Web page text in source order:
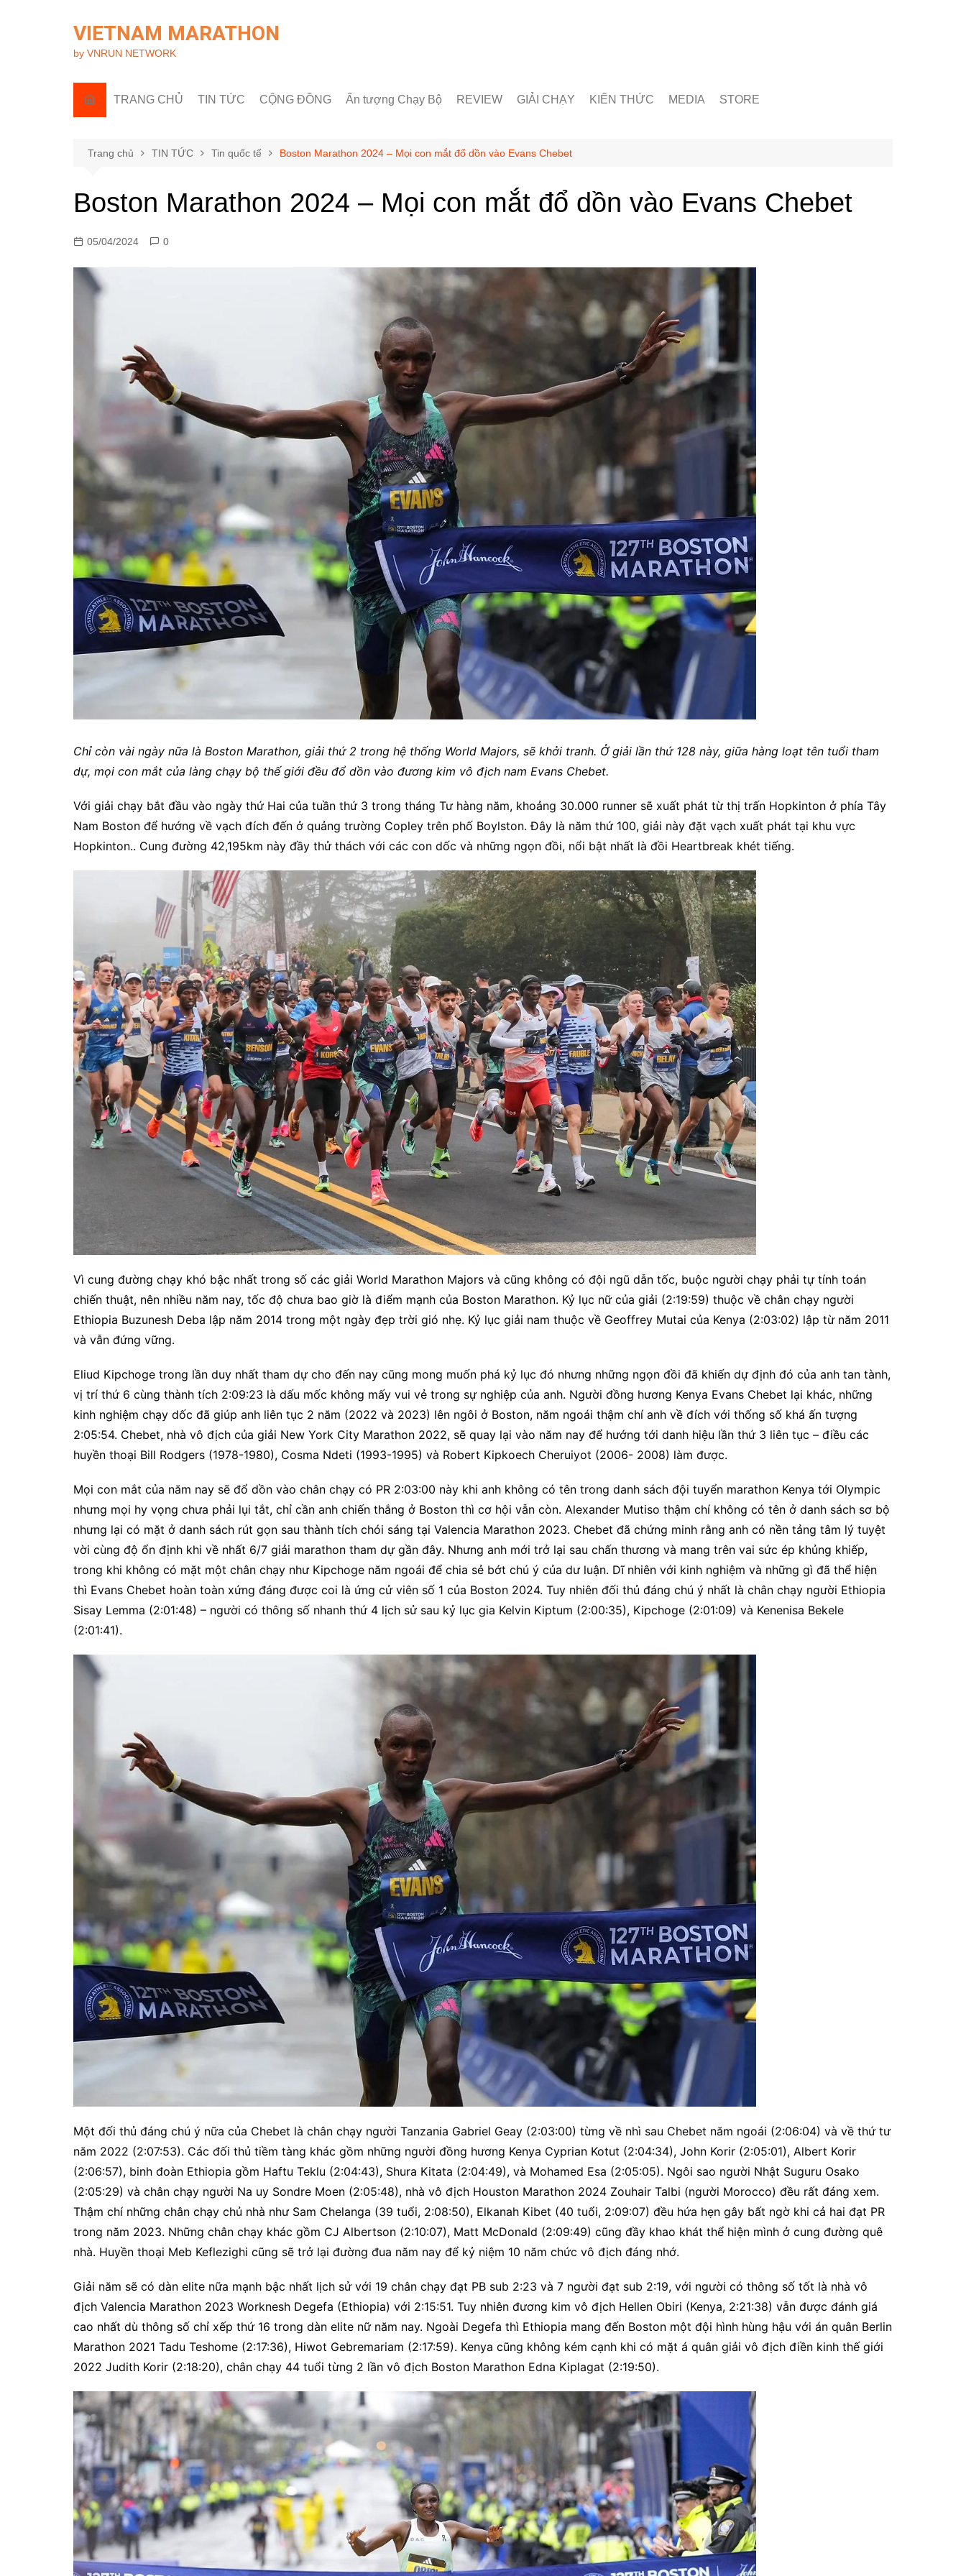
VIETNAM MARATHON
by VNRUN NETWORK
TRANG CHỦ TIN TỨC
Tin trong nước
CỘNG ĐỒNG
Câu lạc bộ & Nhóm chạy
Ấn tượng Chạy Bộ REVIEW
Thiết bị & Phụ kiện
GIẢI CHẠY
Chạy quốc tế
KIẾN THỨC
Từ Điển Chạy Bộ
MEDIA STORE
Trang chủ TIN TỨC Tin quốc tế Boston Marathon 2024 – Mọi con mắt đổ dồn vào Evans Chebet
Boston Marathon 2024 – Mọi con mắt đổ dồn vào Evans Chebet
05/04/2024 0
Chỉ còn vài ngày nữa là Boston Marathon, giải thứ 2 trong hệ thống World Majors, sẽ khởi tranh. Ở giải lần thứ 128 này, giữa hàng loạt tên tuổi tham
dự, mọi con mắt của làng chạy bộ thế giới đều đổ dồn vào đương kim vô địch nam Evans Chebet.
Với giải chạy bắt đầu vào ngày thứ Hai của tuần thứ 3 trong tháng Tư hàng năm, khoảng 30.000 runner sẽ xuất phát từ thị trấn Hopkinton ở phía Tây
Nam Boston để hướng về vạch đích đến ở quảng trường Copley trên phố Boylston. Đây là năm thứ 100, giải này đặt vạch xuất phát tại khu vực
Hopkinton.. Cung đường 42,195km này đầy thử thách với các con dốc và những ngọn đồi, nổi bật nhất là đồi Heartbreak khét tiếng.
Vì cung đường chạy khó bậc nhất trong số các giải World Marathon Majors và cũng không có đội ngũ dẫn tốc, buộc người chạy phải tự tính toán
chiến thuật, nên nhiều năm nay, tốc độ chưa bao giờ là điểm mạnh của Boston Marathon. Kỷ lục nữ của giải (2:19:59) thuộc về chân chạy người
Ethiopia Buzunesh Deba lập năm 2014 trong một ngày đẹp trời gió nhẹ. Kỷ lục giải nam thuộc về Geoffrey Mutai của Kenya (2:03:02) lập từ năm 2011
và vẫn đứng vững.
Eliud Kipchoge trong lần duy nhất tham dự cho đến nay cũng mong muốn phá kỷ lục đó nhưng những ngọn đồi đã khiến dự định đó của anh tan tành,
vị trí thứ 6 cùng thành tích 2:09:23 là dấu mốc không mấy vui vẻ trong sự nghiệp của anh. Người đồng hương Kenya Evans Chebet lại khác, những
kinh nghiệm chạy dốc đã giúp anh liên tục 2 năm (2022 và 2023) lên ngôi ở Boston, năm ngoái thậm chí anh về đích với thống số khá ấn tượng
2:05:54. Chebet, nhà vô địch của giải New York City Marathon 2022, sẽ quay lại vào năm nay để hướng tới danh hiệu lần thứ 3 liên tục – điều các
huyền thoại Bill Rodgers (1978-1980), Cosma Ndeti (1993-1995) và Robert Kipkoech Cheruiyot (2006- 2008) làm được.
Mọi con mắt của năm nay sẽ đổ dồn vào chân chạy có PR 2:03:00 này khi anh không có tên trong danh sách đội tuyển marathon Kenya tới Olympic
nhưng mọi hy vọng chưa phải lụi tắt, chỉ cần anh chiến thắng ở Boston thì cơ hội vẫn còn. Alexander Mutiso thậm chí không có tên ở danh sách sơ bộ
nhưng lại có mặt ở danh sách rút gọn sau thành tích chói sáng tại Valencia Marathon 2023. Chebet đã chứng minh rằng anh có nền tảng tâm lý tuyệt
vời cùng độ ổn định khi về nhất 6/7 giải marathon tham dự gần đây. Nhưng anh mới trở lại sau chấn thương và mang trên vai sức ép khủng khiếp,
trong khi không có mặt một chân chạy như Kipchoge năm ngoái để chia sẻ bớt chú ý của dư luận. Dĩ nhiên với kinh nghiệm và những gì đã thể hiện
thì Evans Chebet hoàn toàn xứng đáng được coi là ứng cử viên số 1 của Boston 2024. Tuy nhiên đối thủ đáng chú ý nhất là chân chạy người Ethiopia
Sisay Lemma (2:01:48) – người có thông số nhanh thứ 4 lịch sử sau kỷ lục gia Kelvin Kiptum (2:00:35), Kipchoge (2:01:09) và Kenenisa Bekele
(2:01:41).
Một đối thủ đáng chú ý nữa của Chebet là chân chạy người Tanzania Gabriel Geay (2:03:00) từng về nhì sau Chebet năm ngoái (2:06:04) và về thứ tư
năm 2022 (2:07:53). Các đối thủ tiềm tàng khác gồm những người đồng hương Kenya Cyprian Kotut (2:04:34), John Korir (2:05:01), Albert Korir
(2:06:57), binh đoàn Ethiopia gồm Haftu Teklu (2:04:43), Shura Kitata (2:04:49), và Mohamed Esa (2:05:05). Ngôi sao người Nhật Suguru Osako
(2:05:29) và chân chạy người Na uy Sondre Moen (2:05:48), nhà vô địch Houston Marathon 2024 Zouhair Talbi (người Morocco) đều rất đáng xem.
Thậm chí những chân chạy chủ nhà như Sam Chelanga (39 tuổi, 2:08:50), Elkanah Kibet (40 tuổi, 2:09:07) đều hứa hẹn gây bất ngờ khi cả hai đạt PR
trong năm 2023. Những chân chạy khác gồm CJ Albertson (2:10:07), Matt McDonald (2:09:49) cũng đầy khao khát thể hiện mình ở cung đường quê
nhà. Huyền thoại Meb Keflezighi cũng sẽ trở lại đường đua năm nay để kỷ niệm 10 năm chức vô địch đáng nhớ.
Giải năm sẽ có dàn elite nữa mạnh bậc nhất lịch sử với 19 chân chạy đạt PB sub 2:23 và 7 người đạt sub 2:19, với người có thông số tốt là nhà vô
địch Valencia Marathon 2023 Worknesh Degefa (Ethiopia) với 2:15:51. Tuy nhiên đương kim vô địch Hellen Obiri (Kenya, 2:21:38) vẫn được đánh giá
cao nhất dù thông số chỉ xếp thứ 16 trong dàn elite nữ năm nay. Ngoài Degefa thì Ethiopia mang đến Boston một đội hình hùng hậu với án quân Berlin
Marathon 2021 Tadu Teshome (2:17:36), Hiwot Gebremariam (2:17:59). Kenya cũng không kém cạnh khi có mặt á quân giải vô địch điền kinh thế giới
2022 Judith Korir (2:18:20), chân chạy 44 tuổi từng 2 lần vô địch Boston Marathon Edna Kiplagat (2:19:50).